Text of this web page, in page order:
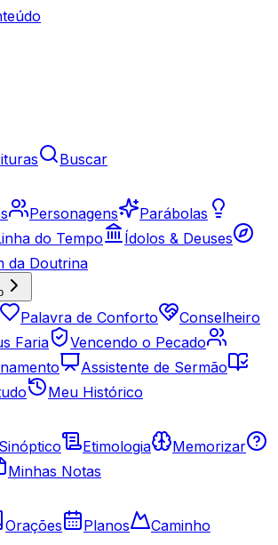
Buscar
Personagens
Parábolas
do Tempo
Ídolos & Deuses
da Doutrina
Palavra de Conforto
Conselheiro
Faria
Vencendo o Pecado
Assistente de Sermão
Meu Histórico
Sinóptico Etimologia
Memorizar
Minhas Notas
Orações Planos Caminho